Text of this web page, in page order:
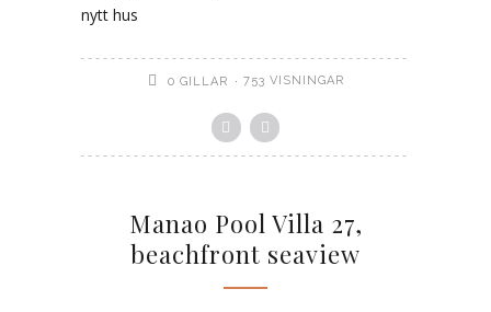
nytt hus
0 GILLAR 753 VISNINGAR
Manao Pool Villa 27,
beachfront seaview